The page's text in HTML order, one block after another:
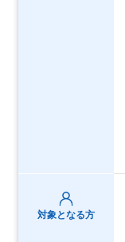
対象となる方